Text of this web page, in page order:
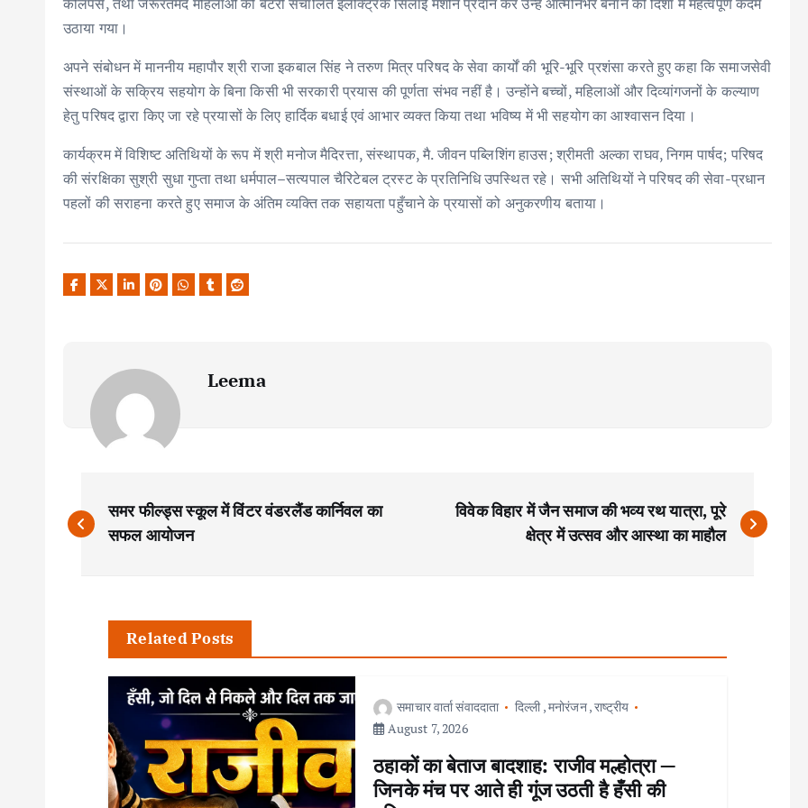
उठाया गया।
अपने संबोधन में माननीय महापौर श्री राजा इकबाल सिंह ने तरुण मित्र परिषद के सेवा कार्यों की भूरि-भूरि प्रशंसा करते हुए कहा कि समाजसेवी
संस्थाओं के सक्रिय सहयोग के बिना किसी भी सरकारी प्रयास की पूर्णता संभव नहीं है। उन्होंने बच्चों, महिलाओं और दिव्यांगजनों के कल्याण
हेतु परिषद द्वारा किए जा रहे प्रयासों के लिए हार्दिक बधाई एवं आभार व्यक्त किया तथा भविष्य में भी सहयोग का आश्वासन दिया।
कार्यक्रम में विशिष्ट अतिथियों के रूप में श्री मनोज मैदिरत्ता, संस्थापक, मै. जीवन पब्लिशिंग हाउस; श्रीमती अल्का राघव, निगम पार्षद; परिषद
की संरक्षिका सुश्री सुधा गुप्ता तथा धर्मपाल–सत्यपाल चैरिटेबल ट्रस्ट के प्रतिनिधि उपस्थित रहे। सभी अतिथियों ने परिषद की सेवा-प्रधान
पहलों की सराहना करते हुए समाज के अंतिम व्यक्ति तक सहायता पहुँचाने के प्रयासों को अनुकरणीय बताया।
Leema
P
o
समर फील्ड्स स्कूल में विंटर वंडरलैंड कार्निवल का
सफल आयोजन
विवेक विहार में जैन समाज की भव्य रथ यात्रा, पूरे
क्षेत्र में उत्सव और आस्था का माहौल
Related Posts
समाचार वार्ता संवाददाता दिल्ली,मनोरंजन,राष्ट्रीय
August 7, 2026
ठहाकों का बेताज बादशाह: राजीव मल्होत्रा —
जिनके मंच पर आते ही गूंज उठती है हँसी की